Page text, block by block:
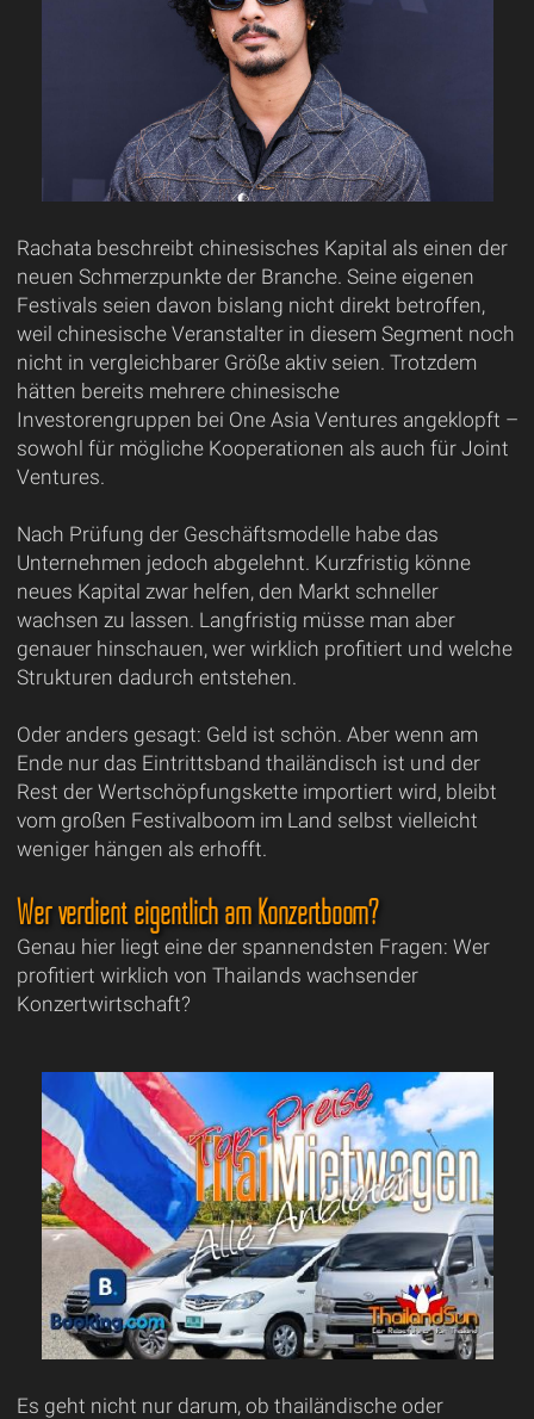
Rachata beschreibt chinesisches Kapital als einen der
neuen Schmerzpunkte der Branche. Seine eigenen
Festivals seien davon bislang nicht direkt betroffen,
weil chinesische Veranstalter in diesem Segment noch
nicht in vergleichbarer Größe aktiv seien. Trotzdem
hätten bereits mehrere chinesische
Investorengruppen bei One Asia Ventures angeklopft –
sowohl für mögliche Kooperationen als auch für Joint
Ventures.
Nach Prüfung der Geschäftsmodelle habe das
Unternehmen jedoch abgelehnt. Kurzfristig könne
neues Kapital zwar helfen, den Markt schneller
wachsen zu lassen. Langfristig müsse man aber
genauer hinschauen, wer wirklich profitiert und welche
Strukturen dadurch entstehen.
Oder anders gesagt: Geld ist schön. Aber wenn am
Ende nur das Eintrittsband thailändisch ist und der
Rest der Wertschöpfungskette importiert wird, bleibt
vom großen Festivalboom im Land selbst vielleicht
weniger hängen als erhofft.
Wer verdient eigentlich am Konzertboom?
Genau hier liegt eine der spannendsten Fragen: Wer
profitiert wirklich von Thailands wachsender
Konzertwirtschaft?
Es geht nicht nur darum, ob thailändische oder